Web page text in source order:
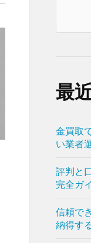
最
金買取
い業者
評判と
完全ガ
信頼で
納得す